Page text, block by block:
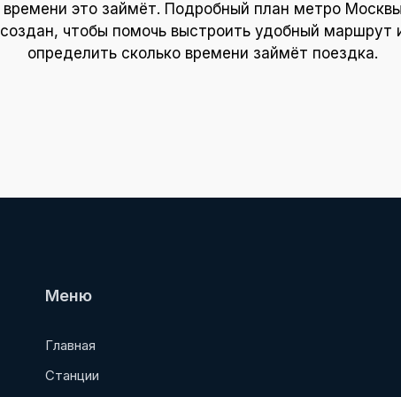
времени это займёт. Подробный план метро
создан, чтобы помочь выстроить удобный маршрут
определить сколько времени займёт поездка.
Меню
Главная
Станции